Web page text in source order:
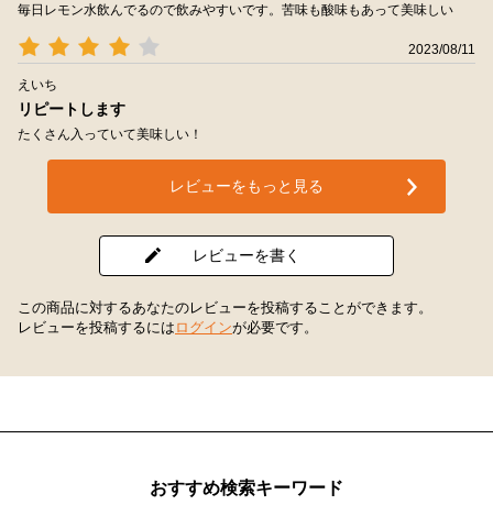
毎日レモン水飲んでるので飲みやすいです。苦味も酸味もあって美味しい
2023/08/11
えいち
リピートします
たくさん入っていて美味しい！
レビューをもっと見る
レビューを書く
この商品に対するあなたのレビューを投稿することができます。
レビューを投稿するには ログインが必要です。
おすすめ検索キーワード